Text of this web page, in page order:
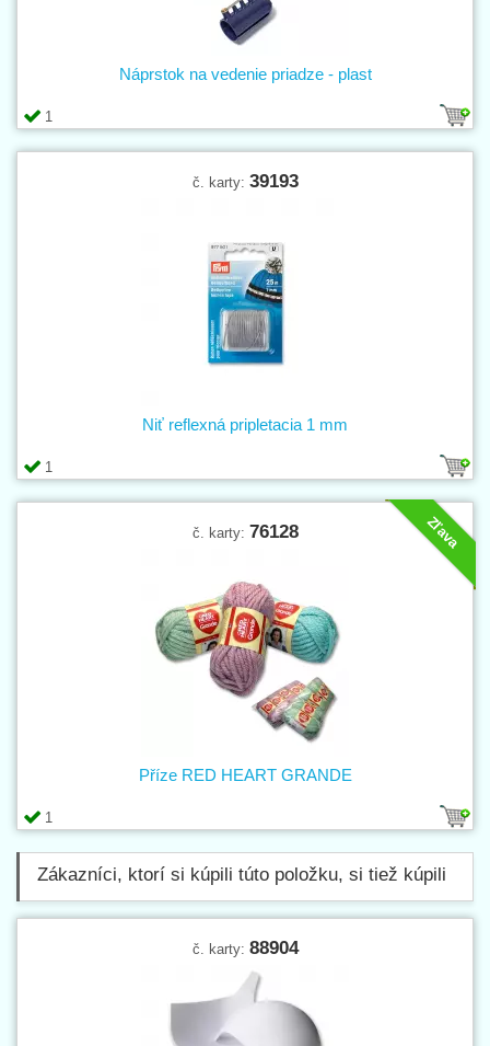
1
Náprstok na vedenie priadze - plast
č. karty: 39193
1
Niť reflexná pripletacia 1 mm
Zľava
č. karty: 76128
1
Příze RED HEART GRANDE
Zákazníci, ktorí si kúpili túto položku, si tiež kúpili
č. karty: 88904